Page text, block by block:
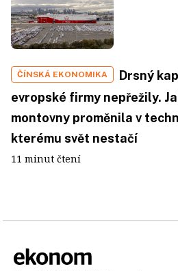
ČÍNSKÁ EKONOMIKA
Drsný
evropské firmy nepřežily.
montovny proměnila v
kterému svět nestačí
11 minut čtení